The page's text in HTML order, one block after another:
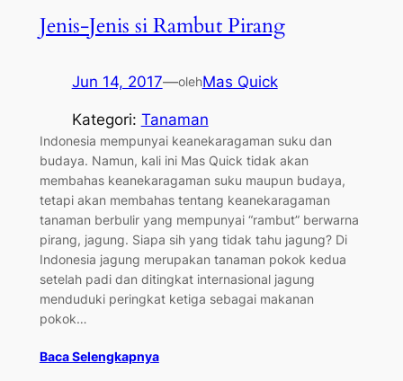
Jenis-Jenis si Rambut Pirang
Jun 14, 2017—olehMas Quick
Kategori: Tanaman
Indonesia mempunyai keanekaragaman suku dan
budaya. Namun, kali ini Mas Quick tidak akan
membahas keanekaragaman suku maupun budaya,
tetapi akan membahas tentang keanekaragaman
tanaman berbulir yang mempunyai “rambut” berwarna
pirang, jagung. Siapa sih yang tidak tahu jagung? Di
Indonesia jagung merupakan tanaman pokok kedua
setelah padi dan ditingkat internasional jagung
menduduki peringkat ketiga sebagai makanan
pokok…
Baca Selengkapnya